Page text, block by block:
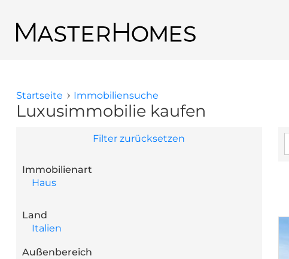
Zurück zu den Suchergebnissen
Sie sind hier
Startseite Immobiliensuche
Luxusimmobilie kaufen
Filter zurücksetzen
Immobilienart
Haus
Land
Italien
Außenbereich